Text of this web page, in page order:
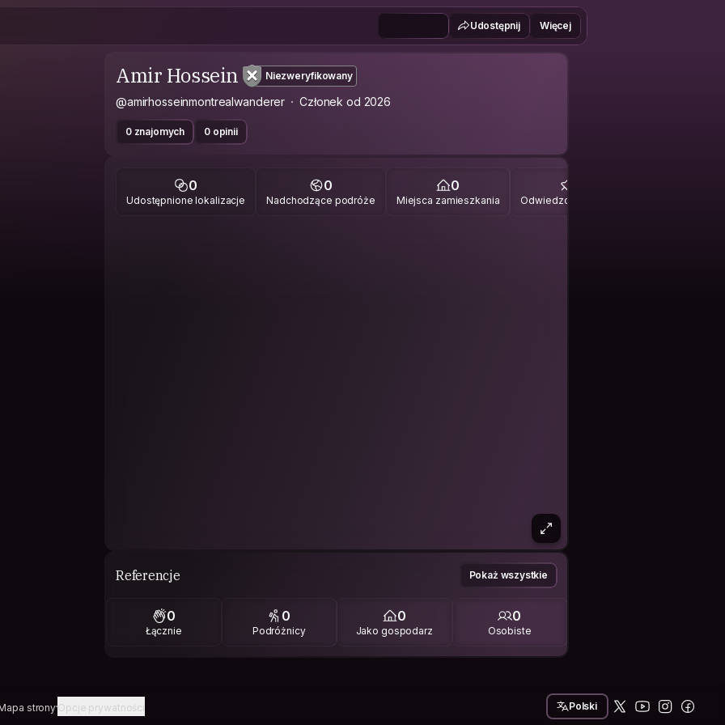
Udostępnij Więcej
Amir Hossein Niezweryfikowany
@amirhosseinmontrealwanderer Członek od 2026
0 znajomych 0 opinii
0
Udostępnione lokalizacje
0
Nadchodzące podróże
0
Miejsca zamieszkania Odwiedzone miejsca
Referencje Pokaż wszystkie
0
Łącznie
0
Podróżnicy
0
Jako gospodarz
0
Osobiste
stronyOpcje prywatności Polski